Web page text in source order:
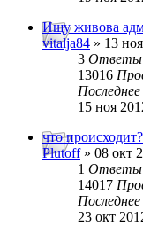
Ищу живова
vitalja84 » 13
3 Ответы
13016
15 ноя
что происходит?
Plutoff» 08 окт
1 Ответы
14017
23 окт